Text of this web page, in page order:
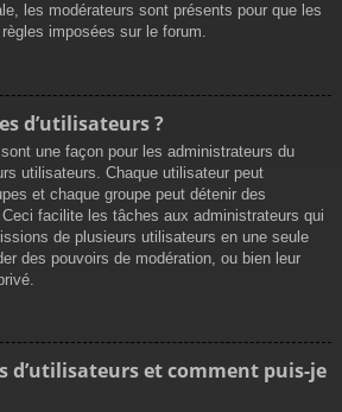
les modérateurs sont présents pour que les
imposées sur le forum.
d’utilisateurs ?
sont une façon pour les administrateurs du
utilisateurs. Chaque utilisateur peut
et chaque groupe peut détenir des
facilite les tâches aux administrateurs qui
de plusieurs utilisateurs en une seule
des pouvoirs de modération, ou bien leur
d’utilisateurs et comment puis-je